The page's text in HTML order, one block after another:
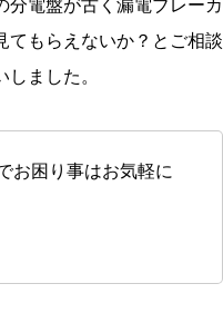
分電盤が古く漏電ブレーカ
てもらえないか？とご相談
ました。
お困り事はお気軽に